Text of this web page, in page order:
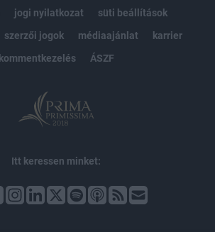
jogi nyilatkozat
süti beállítások
szerzői jogok médiaajánlat
karrier
kommentkezelés
ÁSZF
Itt keressen minket: